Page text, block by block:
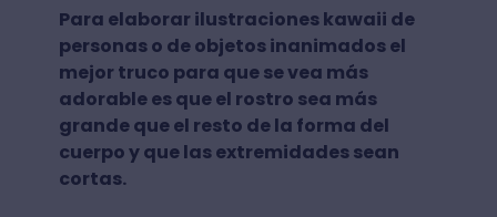
Para elaborar ilustraciones kawaii de
personas o de objetos inanimados el
mejor truco para que se vea más
adorable es que el rostro sea más
grande que el resto de la forma del
cuerpo y que las extremidades sean
cortas.